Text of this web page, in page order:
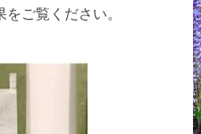
ご覧ください。